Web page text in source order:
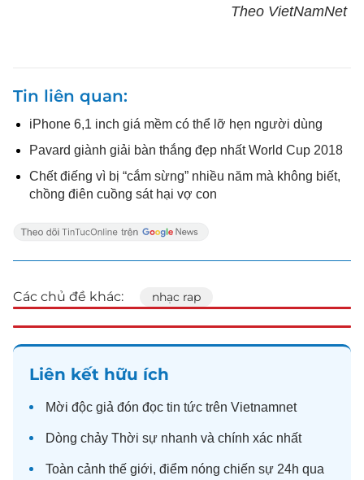
Theo VietNamNet
Tin liên quan
iPhone 6,1 inch giá mềm có thể lỡ hẹn người dùng
Pavard giành giải bàn thắng đẹp nhất World Cup 2018
Chết điếng vì bị “cắm sừng” nhiều năm mà không biết,
chồng điên cuồng sát hại vợ con
Các chủ đề khác: nhạc rap
Liên kết hữu ích
Mời độc giả đón đọc tin tức trên Vietnamnet
Dòng chảy Thời sự nhanh và chính xác nhất
Toàn cảnh thế giới, điểm nóng chiến sự 24h qua